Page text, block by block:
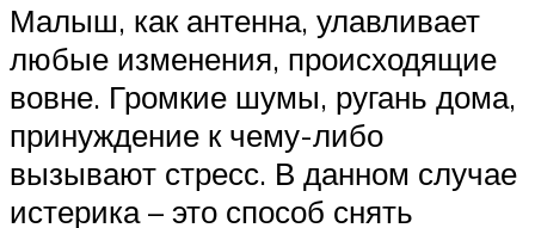
Малыш, как антенна, улавливает
любые изменения, происходящие
вовне. Громкие шумы, ругань дома,
принуждение к чему-либо
вызывают стресс. В данном случае
истерика – это способ снять